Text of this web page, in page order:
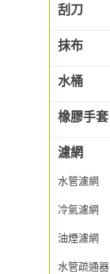
刮刀
抹布
水桶
橡膠手套
濾網
水管濾網
冷氣濾網
油煙濾網
水管疏通器